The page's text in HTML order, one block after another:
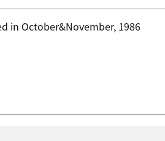
in October&November, 1986